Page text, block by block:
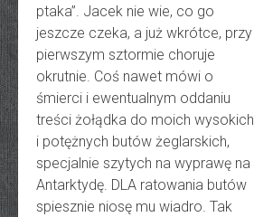
ptaka”. Jacek nie wie, co go
jeszcze czeka, a już wkrótce, przy
pierwszym sztormie choruje
okrutnie. Coś nawet mówi o
śmierci i ewentualnym oddaniu
treści żołądka do moich wysokich
i potężnych butów żeglarskich,
specjalnie szytych na wyprawę na
Antarktydę. DLA ratowania butów
spiesznie niosę mu wiadro. Tak